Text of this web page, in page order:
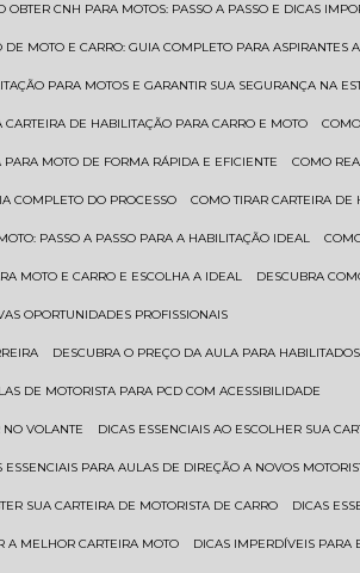
OBTER CNH PARA MOTOS: PASSO A PASSO E DICAS
DE MOTO E CARRO: GUIA COMPLETO PARA ASPIRANTES
PARA MOTOS E GARANTIR SUA SEGURANÇA NA
CARTEIRA DE HABILITAÇÃO PARA CARRO E MOTO
PARA MOTO DE FORMA RÁPIDA E EFICIENTE COMO
COMPLETO DO PROCESSO COMO TIRAR CARTEIRA
PASSO A PASSO PARA A HABILITAÇÃO IDEAL
MOTO E CARRO E ESCOLHA A IDEAL DESCUBRA
OPORTUNIDADES PROFISSIONAIS
DESCUBRA O PREÇO DA AULA PARA
DE MOTORISTA PARA PCD COM ACESSIBILIDADE
NO VOLANTE DICAS ESSENCIAIS AO ESCOLHER SUA
ESSENCIAIS PARA AULAS DE DIREÇÃO A NOVOS
SUA CARTEIRA DE MOTORISTA DE CARRO DICAS
A MELHOR CARTEIRA MOTO DICAS IMPERDÍVEIS